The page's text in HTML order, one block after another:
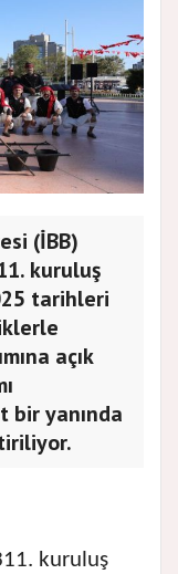
(İBB)
kuruluş
tarihleri
açık
bir yanında
kuruluş